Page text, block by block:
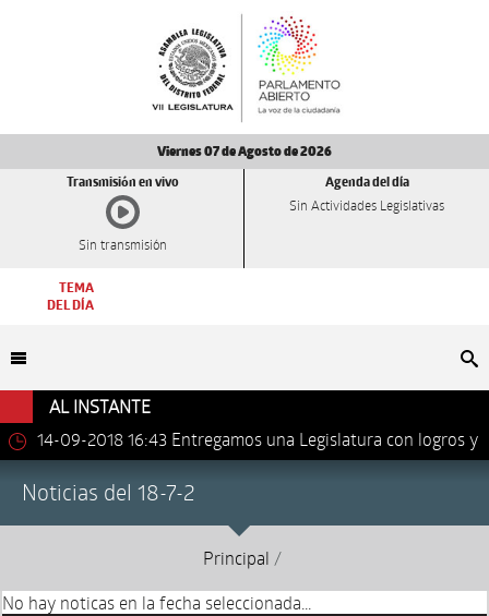
Viernes 07 de Agosto de 2026
Transmisión en vivo
Sin transmisión
Agenda del día
Sin Actividades Legislativas
TEMA
DEL DÍA
AL INSTANTE
14-09-2018 16:43 Entregamos una Legislatura con logros y
Noticias del 18-7-2
Principal /
No hay noticas en la fecha seleccionada...